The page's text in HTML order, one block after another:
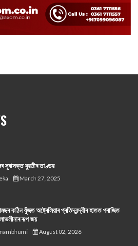
সুৰাসক্ত যুৱতীৰ তাণ্ডৱ
March 27, 2025
কঠিন যুঁজত অষ্ট্ৰেলিয়াৰ প্ৰতিদ্বন্দ্বীৰ হাতত পৰাজিত
ৰূপ জয়
August 02, 2026